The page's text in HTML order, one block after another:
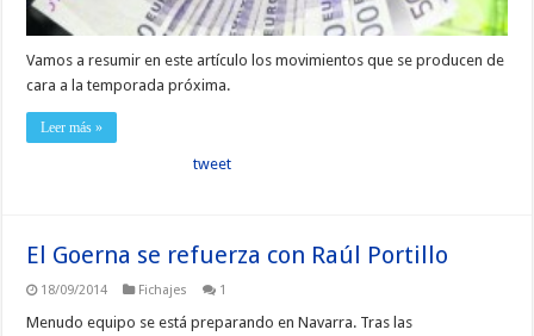
Vamos a resumir en este artículo los movimientos que se producen de
cara a la temporada próxima.
Leer más »
tweet
El Goerna se refuerza con Raúl Portillo
18/09/2014 Fichajes 1
Menudo equipo se está preparando en Navarra. Tras las